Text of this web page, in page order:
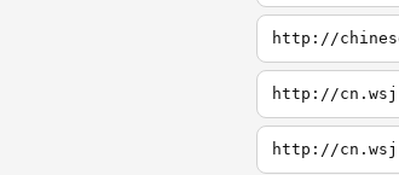
http://
http://
http://